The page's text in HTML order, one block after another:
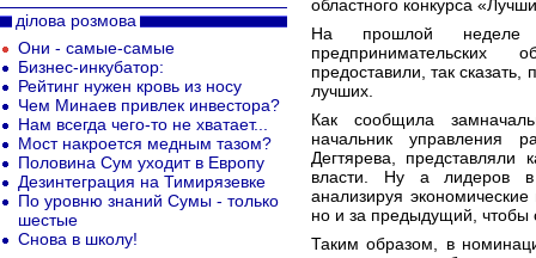
областного конкурса
На прошлой неделе
предоставили, так
лучших.
Как сообщила
начальник управления
Дегтярева, представляли
власти. Ну а лидеров
анализируя
но и за предыдущий, чтобы
Таким образом, в
ділова розмова
Они - самые-самые
Бизнес-инкубатор:
Рейтинг нужен кровь из носу
Чем Минаев привлек инвестора?
Нам всегда чего-то не хватает...
Мост накроется медным тазом?
Половина Сум уходит в Европу
Дезинтеграция на Тимирязевке
По уровню знаний Сумы - только
шестые
Снова в школу!